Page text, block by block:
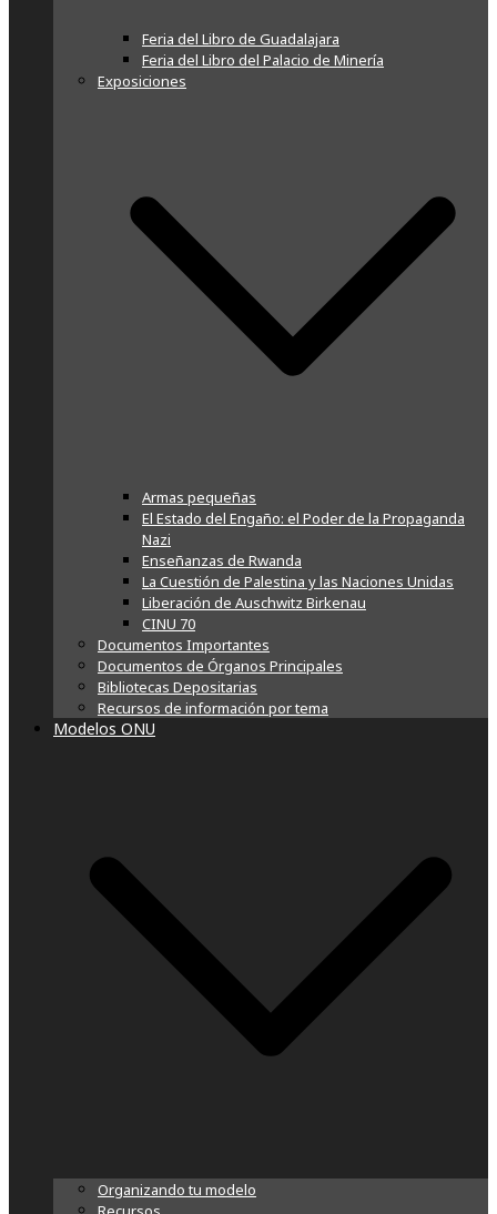
Feria del Libro de Guadalajara
Feria del Libro del Palacio de Minería
Exposiciones
Armas pequeñas
El Estado del Engaño: el Poder de la Propaganda
Nazi
Enseñanzas de Rwanda
La Cuestión de Palestina y las Naciones Unidas
Liberación de Auschwitz Birkenau
CINU 70
Documentos Importantes
Documentos de Órganos Principales
Bibliotecas Depositarias
Recursos de información por tema
Modelos ONU
Organizando tu modelo